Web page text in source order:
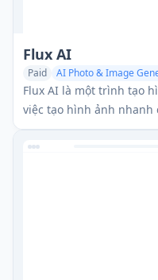
Flux AI
Paid AI Photo & Image
Text to Image
Flux AI là một trình tạo
việc tạo hình ảnh
qua nhiều mô hình như